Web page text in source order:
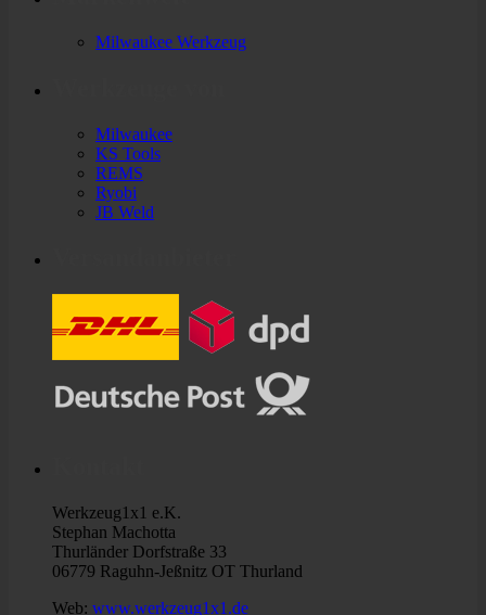
Milwaukee Werkzeug
Milwaukee
KS Tools
REMS
Ryobi
JB Weld
Werkzeug1x1 e.K.
Stephan Machotta
Thurländer Dorfstraße 33
06779 Raguhn-Jeßnitz OT Thurland
Web: www.werkzeug1x1.de